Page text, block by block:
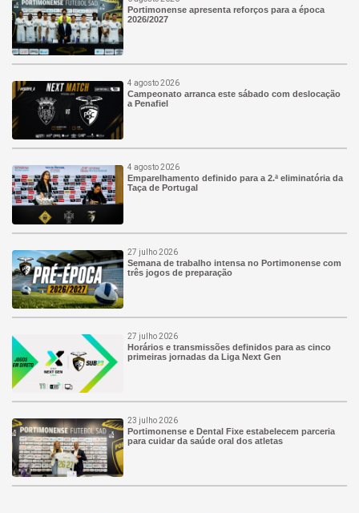
Portimonense apresenta reforços para a época
2026/2027
4 agosto 2026
Campeonato arranca este sábado com deslocação
a Penafiel
4 agosto 2026
Emparelhamento definido para a 2.ª eliminatória da
Taça de Portugal
27 julho 2026
Semana de trabalho intensa no Portimonense com
três jogos de preparação
27 julho 2026
Horários e transmissões definidos para as cinco
primeiras jornadas da Liga Next Gen
23 julho 2026
Portimonense e Dental Fixe estabelecem parceria
para cuidar da saúde oral dos atletas